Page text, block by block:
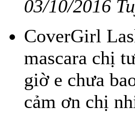
03/10/2016
CoverGirl
mascara chị
giờ e chưa
cảm ơn chị